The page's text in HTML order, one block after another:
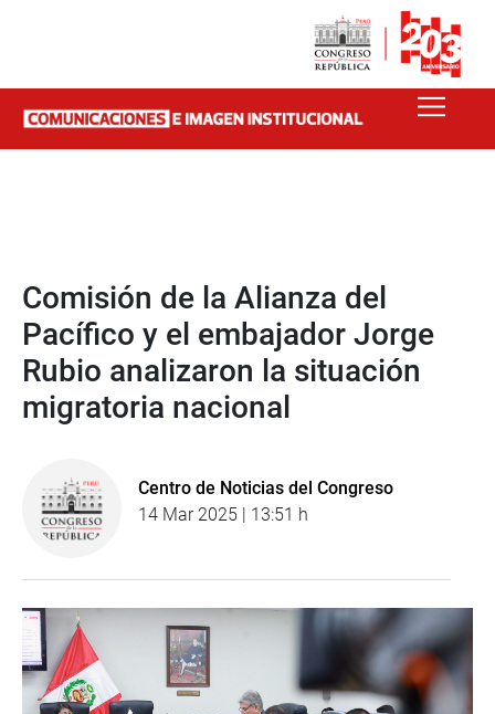
Comisión de la Alianza del
Pacífico y el embajador Jorge
Rubio analizaron la situación
migratoria nacional
Centro de Noticias del Congreso
14 Mar 2025 | 13:51 h